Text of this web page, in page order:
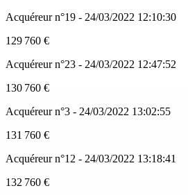
Acquéreur n°19 - 24/03/2022 12:10:30
129 760 €
Acquéreur n°23 - 24/03/2022 12:47:52
130 760 €
Acquéreur n°3 - 24/03/2022 13:02:55
131 760 €
Acquéreur n°12 - 24/03/2022 13:18:41
132 760 €